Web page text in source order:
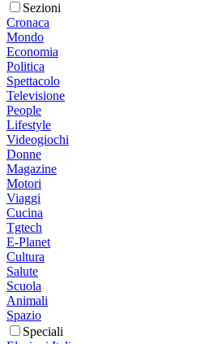
Sezioni
Cronaca
Mondo
Economia
Politica
Spettacolo
Televisione
People
Lifestyle
Videogiochi
Donne
Magazine
Motori
Viaggi
Cucina
Tgtech
E-Planet
Cultura
Salute
Scuola
Animali
Spazio
Speciali